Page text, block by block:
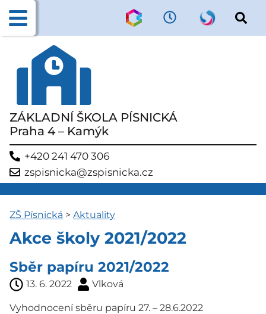
ZÁKLADNÍ ŠKOLA PÍSNICKÁ
Praha 4 – Kamýk
+420 241 470 306
zspisnicka@zspisnicka.cz
ZŠ Písnická > Aktuality
Akce školy 2021/2022
Sběr papíru 2021/2022
13. 6. 2022 Vlková
Vyhodnocení sběru papíru 27. – 28.6.2022